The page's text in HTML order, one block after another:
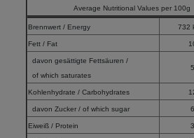
Average Nutritional Values per 100g
Brennwert / Energy 732
Fett / Fat
davon gesättigte Fettsäuren /
of which saturates
Kohlenhydrate / Carbohydrates
davon Zucker / of which sugar
Eiweiß / Protein